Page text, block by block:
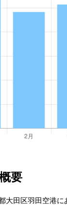
要
大田区羽田空港